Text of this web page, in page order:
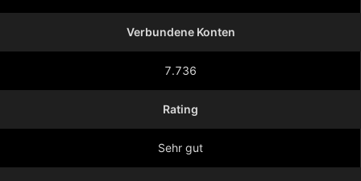
Verbundene Konten
7.736
Rating
Sehr gut